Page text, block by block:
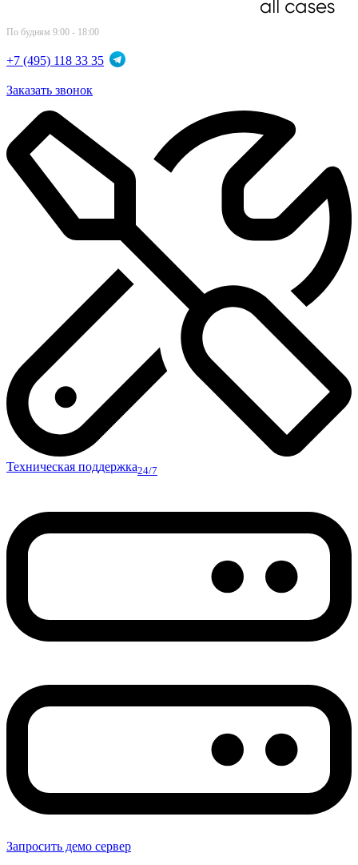
По будням 9:00 - 18:00
+7 (495) 118 33 35
Заказать звонок
Техническая поддержка24/7
Запросить демо сервер